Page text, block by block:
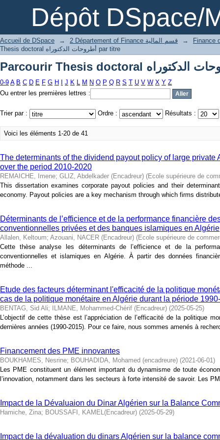
Dépôt DSpace/
Accueil de DSpace → 2 Département of Finance قسم المالية
→
Thesis doctoral أطروحات الدكتوراه par titre
0-9 A B C D E F G H J K L M N O P Q R S T U V W X Y Z
Ou entrer les premières lettres :
Trier par : Ordre : Résultats :
Voici les éléments 1-20 de 41
The determinants of the dividend payout policy of large private
over the period 2010-2020
REMAICHE, Imene; GLIZ, Abdelkader (Encadreur) (Ecole supérieure de
This dissertation examines corporate payout policies and their
economy. Payout policies are a key mechanism through which firms
Déterminants de l’efficience et de la performance financière
conventionnelles privées et des banques islamiques en Algérie
Allalen, Keltoum; Azouani, NACER (Encadreur) (Ecole supérieure de
Cette thèse analyse les déterminants de l’efficience et de la
conventionnelles et islamiques en Algérie. À partir des données
méthode ...
Etude des facteurs déterminant l'efficacité de la politique
cas de la politique monétaire en Algérie durant la période
BENTAG, Sid Ali; ILMANE, Mohammed-Chérif (Encadreur) (2025-05-25)
L’objectif de cette thèse est l’appréciation de l’efficacité de la politique
dernières années (1990-2015). Pour ce faire, nous sommes amenés à
Financement des PME innovantes
BOUKHAMES, Nesrine; BOUHADIDA, Mohamed (encadreure) (2021-06-01)
Les PME constituent un élément important du dynamisme de toute
l’innovation, notamment dans les secteurs à forte intensité de savoir. Les
Impact de la Dévaluaion du Dinar Algérien sur la Balance
Hamiche, Zina; BOUSSAFI, KAMEL(Encadreur) (2025-05-29)
Impact de la dévaluation du dinars Algérien sur la balance